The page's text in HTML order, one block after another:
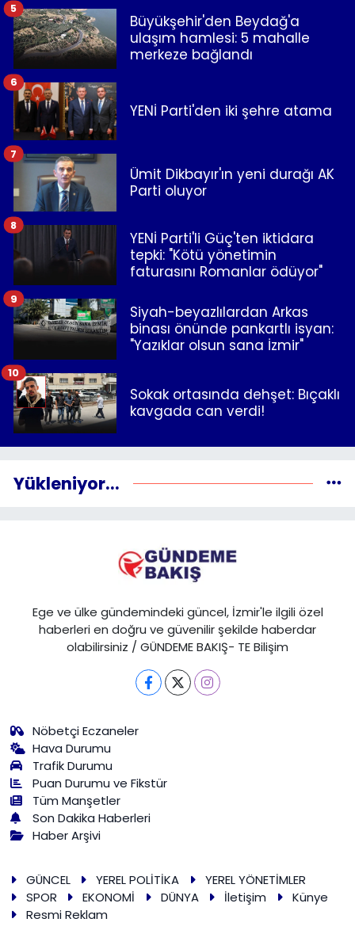
Büyükşehir'den Beydağ'a
ulaşım hamlesi: 5 mahalle
merkeze bağlandı
5
YENİ Parti'den iki şehre atama
6
Ümit Dikbayır'ın yeni durağı AK
Parti oluyor
7
YENİ Parti'li Güç'ten iktidara
tepki: "Kötü yönetimin
faturasını Romanlar ödüyor"
8
Siyah-beyazlılardan Arkas
binası önünde pankartlı isyan:
"Yazıklar olsun sana İzmir"
9
Sokak ortasında dehşet: Bıçaklı
kavgada can verdi!
10
Yükleniyor...
Ege ve ülke gündemindeki güncel, İzmir'le ilgili özel
haberleri en doğru ve güvenilir şekilde haberdar
olabilirsiniz / GÜNDEME BAKIŞ- TE Bilişim
Nöbetçi Eczaneler
Hava Durumu
Trafik Durumu
Puan Durumu ve Fikstür
Tüm Manşetler
Son Dakika Haberleri
Haber Arşivi
GÜNCEL YEREL POLİTİKA
YEREL YÖNETİMLER
SPOR
EKONOMİ DÜNYA İletişim
Künye
Resmi Reklam